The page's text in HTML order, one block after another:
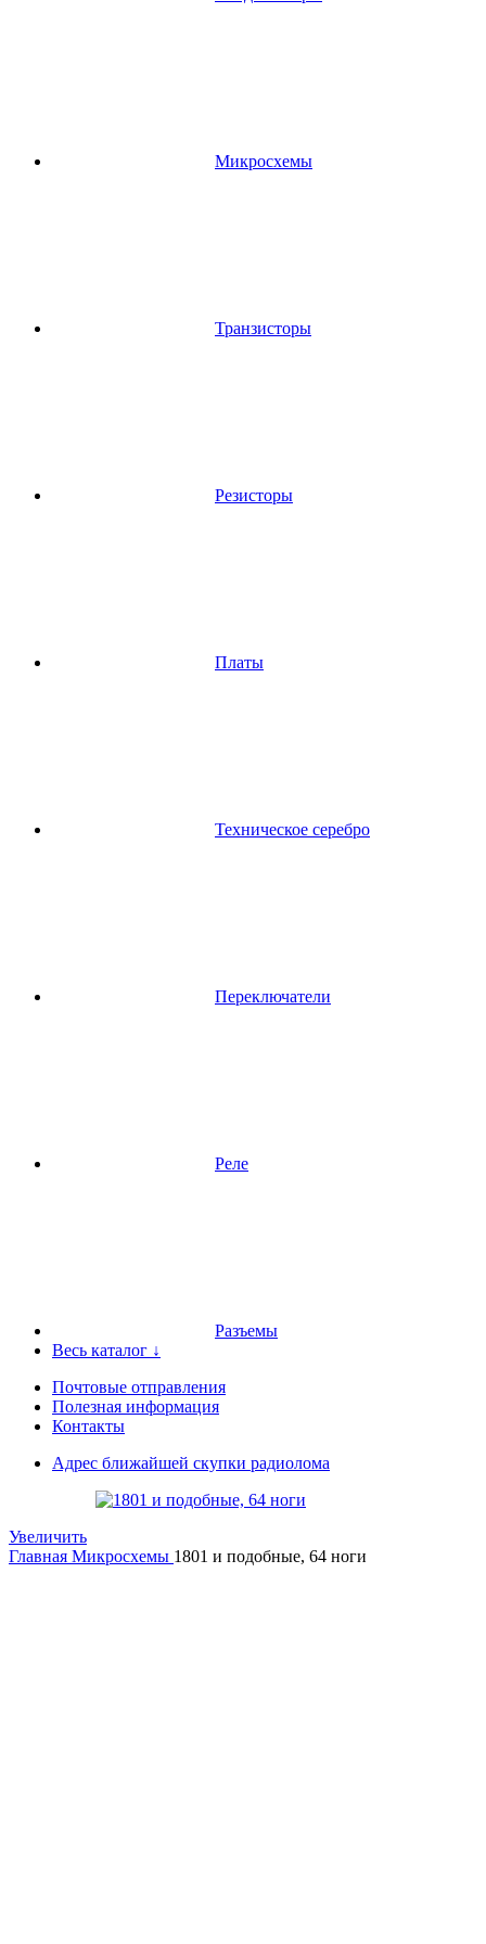
Микросхемы
Транзисторы
Резисторы
Платы
Техническое серебро
Переключатели
Реле
Разъемы
Весь каталог ↓
Почтовые отправления
Полезная информация
Контакты
Адрес ближайшей скупки радиолома
Увеличить
Главная Микросхемы 1801 и подобные, 64 ноги